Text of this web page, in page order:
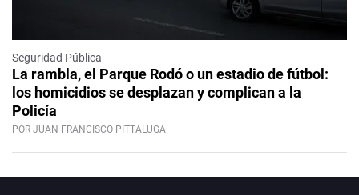
Seguridad Pública
La rambla, el Parque Rodó o un estadio de fútbol:
los homicidios se desplazan y complican a la
Policía
POR JUAN FRANCISCO PITTALUGA